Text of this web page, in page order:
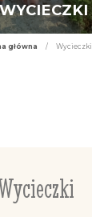
główna /
Wycieczki